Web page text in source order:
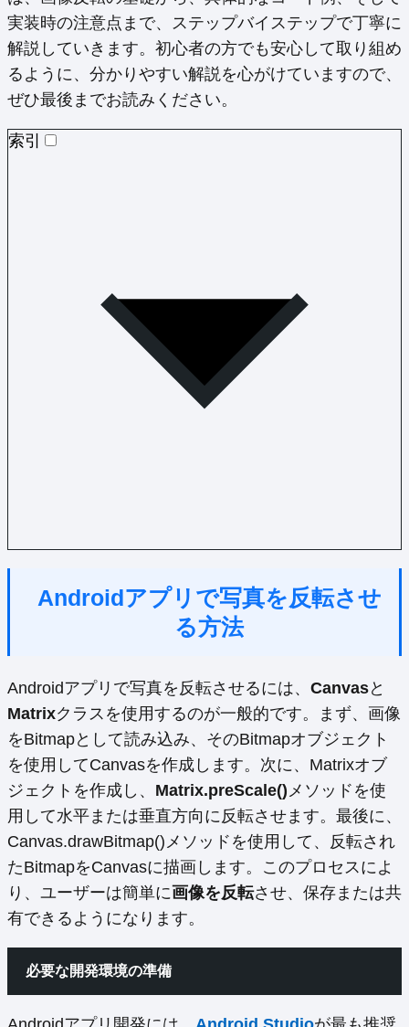
実装時の注意点まで、ステップバイステップで丁寧に
解説していきます。初心者の方でも安心して取り組め
るように、分かりやすい解説を心がけていますので、
ぜひ最後までお読みください。
索引
Androidアプリで写真を反転させ
る方法
Androidアプリで写真を反転させるには、 Canvasと
Matrixクラスを使用するのが一般的です。まず、画像
をBitmapとして読み込み、そのBitmapオブジェクト
を使用してCanvasを作成します。次に、Matrixオブ
ジェクトを作成し、 Matrix.preScale()メソッドを使
用して水平または垂直方向に反転させます。最後に、
Canvas.drawBitmap()メソッドを使用して、反転され
たBitmapをCanvasに描画します。このプロセスによ
り、ユーザーは簡単に画像を反転させ、保存または共
有できるようになります。
必要な開発環境の準備